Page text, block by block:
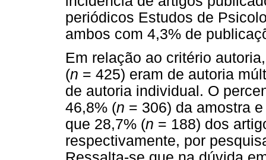
periódicos Estudos de
ambos com 4,3% de
Em relação ao critério
(n = 425) eram de autoria
de autoria individual. O
46,8% (n = 306) da amostra
que 28,7% (n = 188) dos
respectivamente, por